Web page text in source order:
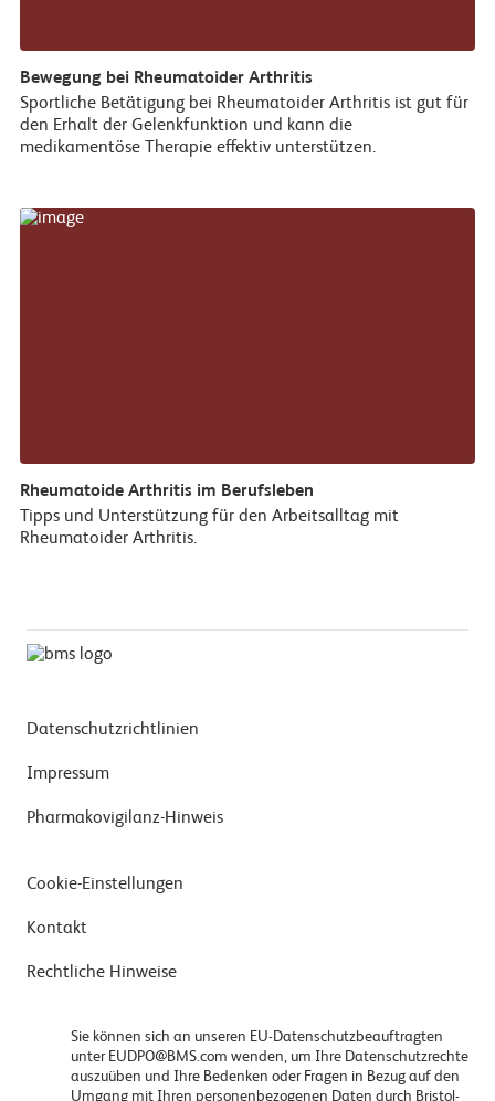
Bewegung bei Rheumatoider Arthritis
Sportliche Betätigung bei Rheumatoider Arthritis ist gut für
den Erhalt der Gelenkfunktion und kann die
medikamentöse Therapie effektiv unterstützen.
Rheumatoide Arthritis im Berufsleben
Tipps und Unterstützung für den Arbeitsalltag mit
Rheumatoider Arthritis.
Datenschutzrichtlinien
Impressum
Pharmakovigilanz-Hinweis
Cookie-Einstellungen
Kontakt
Rechtliche Hinweise
Sie können sich an unseren EU-Datenschutzbeauftragten
unter EUDPO@BMS.com wenden, um Ihre Datenschutzrechte
auszuüben und Ihre Bedenken oder Fragen in Bezug auf den
Umgang mit Ihren personenbezogenen Daten durch Bristol-